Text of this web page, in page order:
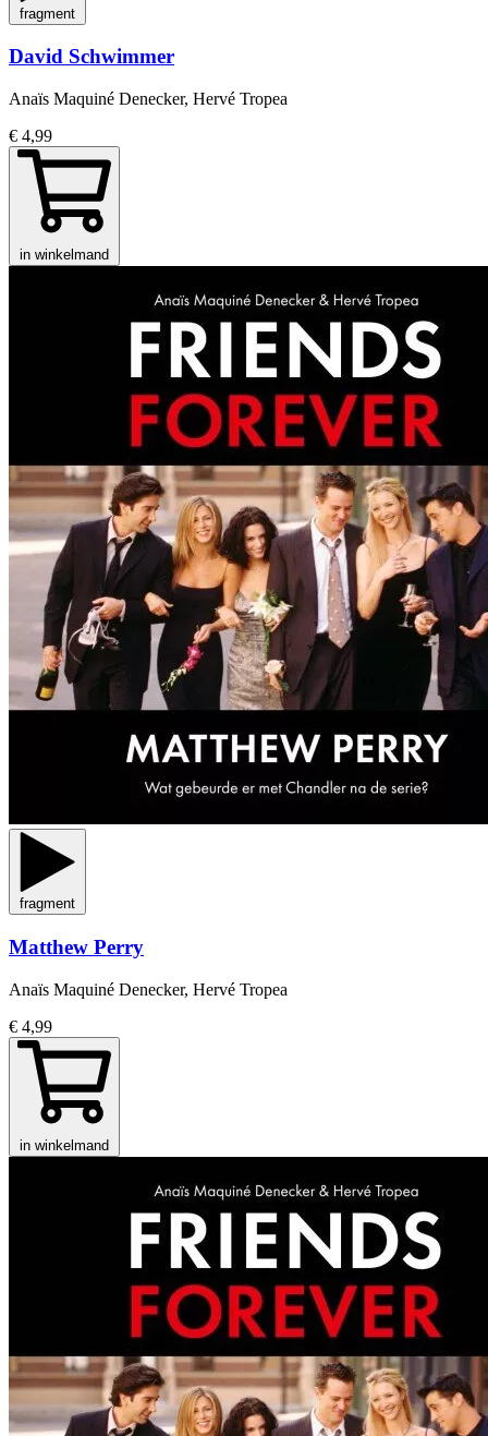
fragment
David Schwimmer
Anaïs Maquiné Denecker, Hervé Tropea
€ 4,99
in winkelmand
fragment
Matthew Perry
Anaïs Maquiné Denecker, Hervé Tropea
€ 4,99
in winkelmand